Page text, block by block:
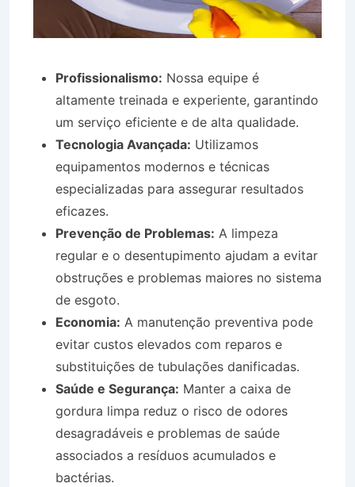
Profissionalismo: Nossa equipe é
altamente treinada e experiente, garantindo
um serviço eficiente e de alta qualidade.
Tecnologia Avançada: Utilizamos
equipamentos modernos e técnicas
especializadas para assegurar resultados
eficazes.
Prevenção de Problemas: A limpeza
regular e o desentupimento ajudam a evitar
obstruções e problemas maiores no sistema
de esgoto.
Economia: A manutenção preventiva pode
evitar custos elevados com reparos e
substituições de tubulações danificadas.
Saúde e Segurança: Manter a caixa de
gordura limpa reduz o risco de odores
desagradáveis e problemas de saúde
associados a resíduos acumulados e
bactérias.